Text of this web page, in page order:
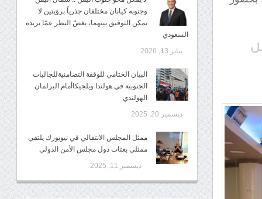
وجنوبه كيانان مختلفان جذرياً برؤيتين لا
يمكن التوفيق بينهما، بغضّ النظر عمّا تريده
السعودي
يناير 13, 2026
البيان الختامي للوقفة التضامنيةللجاليات
الجنوبية في هولندا وبلجيكاأمام البرلمان
الهولندي
ديسمبر 20, 2025
ممثل المجلس الانتقالي في نيويورك يلتقي
ممثلي بعثات دول مجلس الأمن الدولي
ديسمبر 11, 2025